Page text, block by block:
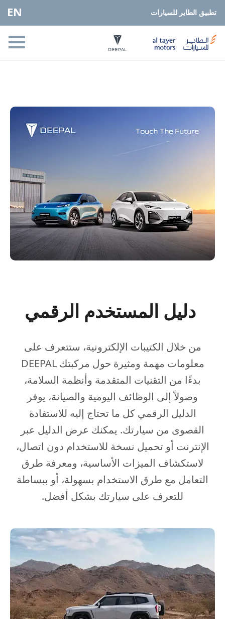
EN تطبيق الطاير للسيارات
دليل المستخدم الرقمي
من خلال الكتيبات الإلكترونية، ستتعرف على
معلومات مهمة ومثيرة حول مركبتك DEEPAL
بدءًا من التقنيات المتقدمة وأنظمة السلامة،
وصولاً إلى الوظائف اليومية والصيانة، يوفر
الدليل الرقمي كل ما تحتاج إليه للاستفادة
القصوى من سيارتك. يمكنك عرض الدليل عبر
الإنترنت أو تحميل نسخة للاستخدام دون اتصال،
لاستكشاف الميزات الأساسية، ومعرفة طرق
التعامل مع طرق الاستخدام بسهولة، أو ببساطة
للتعرف على سيارتك بشكل أفضل.